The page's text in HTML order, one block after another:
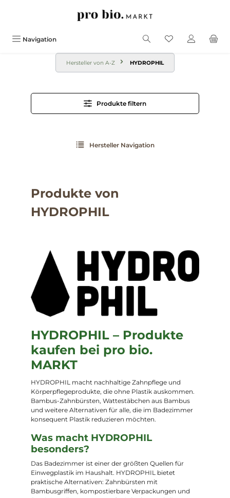
Navigation
Hersteller von A-Z HYDROPHIL
Produkte filtern
Hersteller Navigation
Produkte von
HYDROPHIL
HYDROPHIL – Produkte
kaufen bei pro bio.
MARKT
HYDROPHIL macht nachhaltige Zahnpflege und
Körperpflegeprodukte, die ohne Plastik auskommen.
Bambus-Zahnbürsten, Wattestäbchen aus Bambus
und weitere Alternativen für alle, die im Badezimmer
konsequent Plastik reduzieren möchten.
Was macht HYDROPHIL
besonders?
Das Badezimmer ist einer der größten Quellen für
Einwegplastik im Haushalt. HYDROPHIL bietet
praktische Alternativen: Zahnbürsten mit
Bambusgriffen, kompostierbare Verpackungen und